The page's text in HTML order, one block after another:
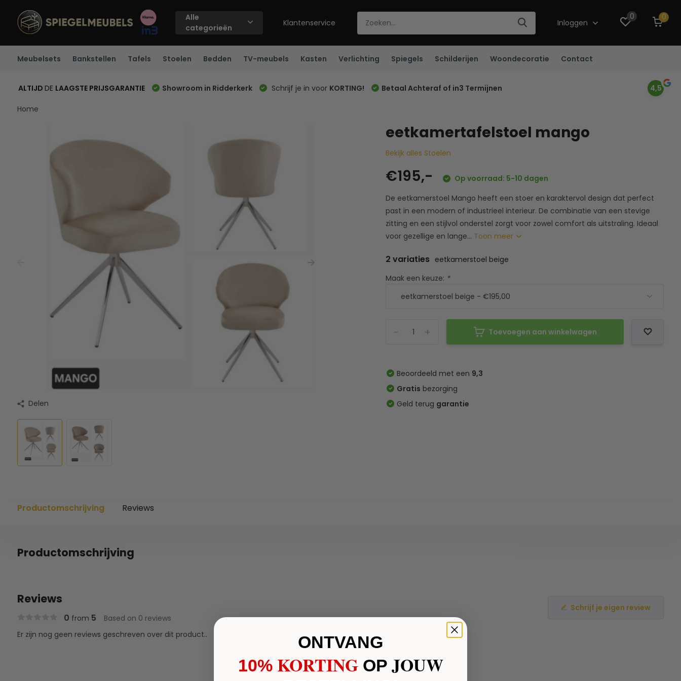
Alle
categorieën
Klantenservice Inloggen
0 0
Meubelsets Bankstellen Tafels Stoelen Bedden TV-meubels Kasten Verlichting Spiegels Schilderijen Woondecoratie Contact
ALTIJD DE LAAGSTE PRIJSGARANTIE Showroom in Ridderkerk Schrijf je in voor KORTING! Betaal Achteraf of in3 Termijnen 4,5
Home
Delen
eetkamertafelstoel mango
Bekijk alles Stoelen
€195,-
Op voorraad: 5-10 dagen
De eetkamerstoel Mango heeft een stoer en karaktervol design dat perfect
past in een modern of industrieel interieur. De combinatie van een stevige
zitting en een stijlvol onderstel zorgt voor zowel comfort als uitstraling. Ideaal
voor gezellige en lange... Toon meer
2 variaties eetkamerstoel beige
Maak een keuze: *
+
- Toevoegen aan winkelwagen
Beoordeeld met een 9,3
Gratis bezorging
Geld terug garantie
Productomschrijving Reviews
Productomschrijving
Reviews
0 from 5 Based on 0 reviews
Schrijf je eigen review
Er zijn nog geen reviews geschreven over dit product..
ONTVANG
10%​ KORTING OP JOUW